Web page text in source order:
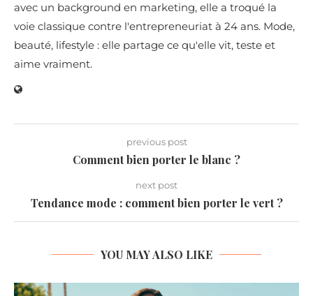
avec un background en marketing, elle a troqué la
voie classique contre l'entrepreneuriat à 24 ans. Mode,
beauté, lifestyle : elle partage ce qu'elle vit, teste et
aime vraiment.
previous post
Comment bien porter le blanc ?
next post
Tendance mode : comment bien porter le vert ?
YOU MAY ALSO LIKE